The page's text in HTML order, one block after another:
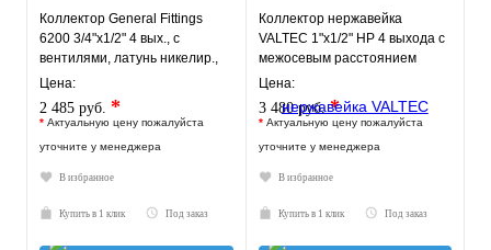
Коллектор General Fittings
6200 3/4"х1/2" 4 вых., c
вентилями, латунь никелир.,
синий
Цена:
2 485 руб. *
* Актуальную цену пожалуйста
уточните у менеджера
В избранное
Купить в 1 клик Под заказ
Коллектор нержавейка
VALTEC 1"х1/2" НР 4 выхода с
межосевым расстоянием
выходов 100мм
Цена:
3 480 руб.*
* Актуальную цену пожалуйста
уточните у менеджера
В избранное
Купить в 1 клик Под заказ